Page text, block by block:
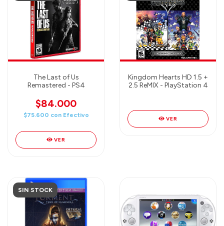
The Last of Us
Remastered - PS4
$84.000
$75.600 con Efectivo
VER
Kingdom Hearts HD 1.5 +
2.5 ReMIX - PlayStation 4
VER
SIN STOCK